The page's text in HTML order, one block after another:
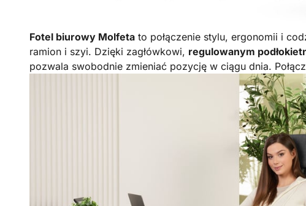
Fotel biurowy Molfeta to połączenie stylu, ergonomii i
ramion i szyi. Dzięki zagłówkowi, regulowanym
pozwala swobodnie zmieniać pozycję w ciągu dnia.